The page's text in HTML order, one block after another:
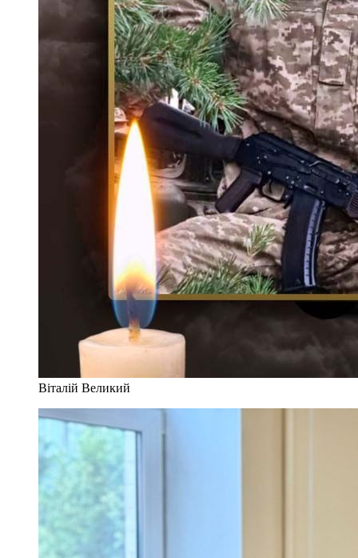
Віталій Великий